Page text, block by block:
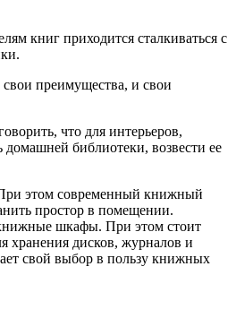
книг приходится сталкиваться с
преимущества, и свои
что для интерьеров,
библиотеки, возвести ее
этом современный книжный
простор в помещении.
шкафы. При этом стоит
хранения дисков, журналов и
свой выбор в пользу книжных